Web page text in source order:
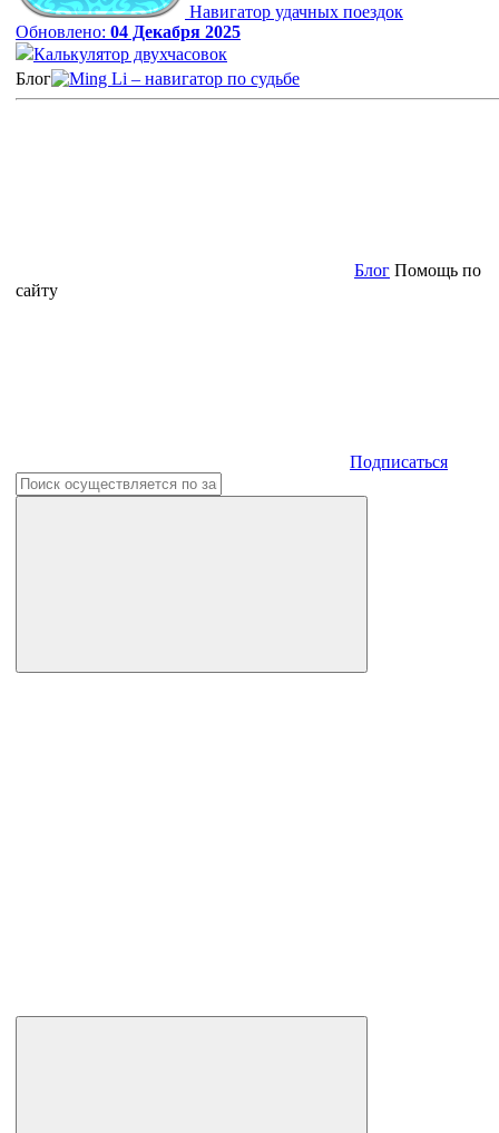
Навигатор удачных поездок
Обновлено: 04 Декабря 2025
Калькулятор двухчасовок
Блог
Блог Помощь по
сайту
Подписаться